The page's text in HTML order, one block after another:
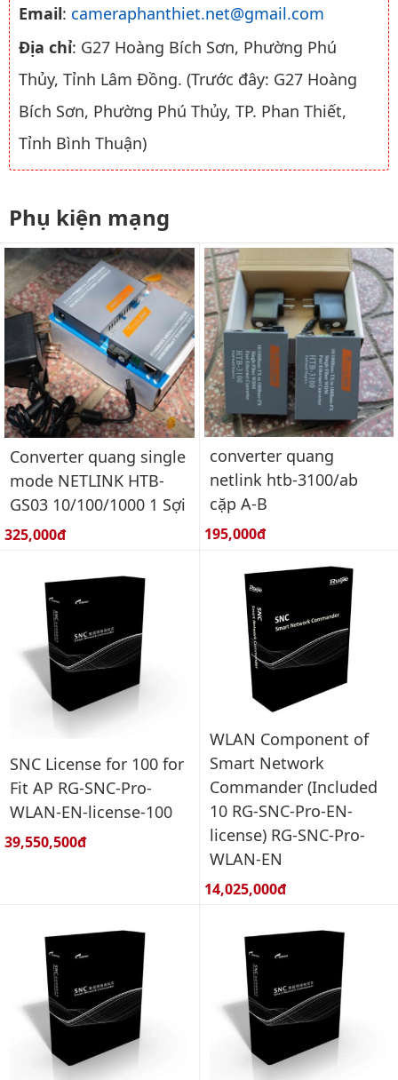
Email: cameraphanthiet.net@gmail.com
Địa chỉ: G27 Hoàng Bích Sơn, Phường Phú
Thủy, Tỉnh Lâm Đồng. (Trước đây: G27 Hoàng
Bích Sơn, Phường Phú Thủy, TP. Phan Thiết,
Tỉnh Bình Thuận)
Phụ kiện mạng
Converter quang single
mode NETLINK HTB-
GS03 10/100/1000 1 Sợi
Giá bán:
325,000đ
converter quang
netlink htb-3100/ab
cặp A-B
Giá bán:
195,000đ
SNC License for 100 for
Fit AP RG-SNC-Pro-
WLAN-EN-license-100
Giá bán:
39,550,500đ
WLAN Component of
Smart Network
Commander (Included
10 RG-SNC-Pro-EN-
license) RG-SNC-Pro-
WLAN-EN
Giá bán:
14,025,000đ